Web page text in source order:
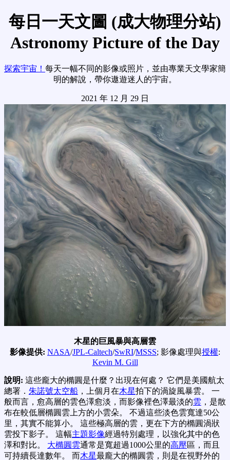
每日一天文圖 (成大物理分站)
Astronomy Picture of the Day
探索宇宙！ 每天一幅不同的影像或照片，並由專業天文學家簡
明的解說，帶你遨遊迷人的宇宙。
2021 年 12 月 29 日
木星的巨風暴與高層雲
影像提供: NASA/JPL-Caltech/SwRI/MSSS; 影像處理與授權:
Kevin M. Gill
說明: 這些龐大的橢圓是什麼？出現在何處？ 它們是美國航太
總署． 朱諾號太空船 ，上個月在木星拍下的渦旋風暴雲。 一
般而言，愈高層的雲色澤愈淡，而影像裡色澤最淡的雲 ，是散
布在較低層橢圓雲上方的小雲朵。 不過這些淡色雲寬達50公
里，其實不能算小。 這些極高層的雲，更在下方的橢圓渦狀
雲投下影子。 這幅主題影像經過特別處理，以強化其中的色
澤和對比。 大橢圓雲通常是寬超過1000公里的高壓區，而且
可持續長達數年。 而木星最龐大的橢圓雲，則是在視野外的